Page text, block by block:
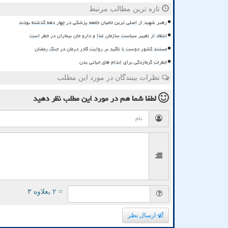
تازه ترین مطالب مرتبط
رهبر شهید از اصلی ترین حامیان جامعه پزشکی در چهار دهه گذشته بودند
انتقاد از تغییر سیاست سازمان غذا و دارو جان بیماران در خطر است
مستند کشور دوست با تأکید بر روایت کادر درمان در جنگ رمضان
خطرات گرمازدگی برای اندام های حیاتی بدن
نظرات بینندگان در مورد این مطلب
لطفا شما همدر مورد این مطلبنظر دهید
= ۲ بعلاوه ۳
ارسال نظر